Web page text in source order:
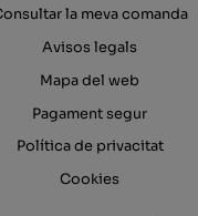
la meva comanda
Avisos legals
Mapa del web
Pagament segur
Política de privacitat
Cookies